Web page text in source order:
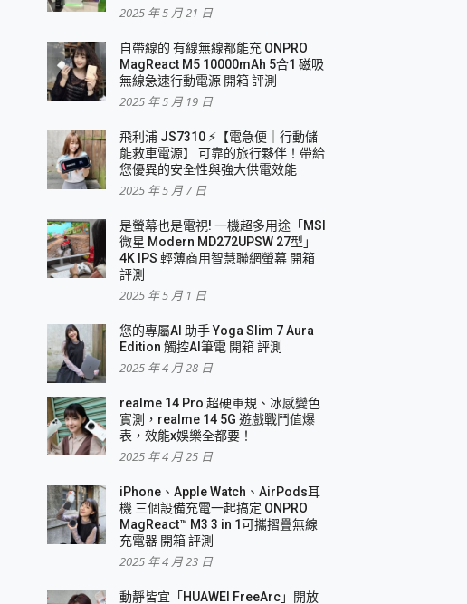
2025 年 5 月 21 日
自帶線的 有線無線都能充 ONPRO
MagReact M5 10000mAh 5合1 磁吸
無線急速行動電源 開箱 評測
2025 年 5 月 19 日
飛利浦 JS7310 ⚡【電急便｜行動儲
能救車電源】 可靠的旅行夥伴！帶給
您優異的安全性與強大供電效能
2025 年 5 月 7 日
是螢幕也是電視! 一機超多用途「MSI
微星 Modern MD272UPSW 27型」
4K IPS 輕薄商用智慧聯網螢幕 開箱
評測
2025 年 5 月 1 日
您的專屬AI 助手 Yoga Slim 7 Aura
Edition 觸控AI筆電 開箱 評測
2025 年 4 月 28 日
realme 14 Pro 超硬軍規、冰感變色
實測，realme 14 5G 遊戲戰鬥值爆
表，效能x娛樂全都要！
2025 年 4 月 25 日
iPhone、Apple Watch、AirPods耳
機 三個設備充電一起搞定 ONPRO
MagReact™ M3 3 in 1可攜摺疊無線
充電器 開箱 評測
2025 年 4 月 23 日
動靜皆宜「HUAWEI FreeArc」開放